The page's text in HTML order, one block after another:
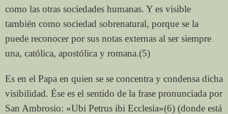
como las otras sociedades humanas. Y es visible
también como sociedad sobrenatural, porque se la
puede reconocer por sus notas externas al ser siempre
una, católica, apostólica y romana.(5)
Es en el Papa en quien se se concentra y condensa dicha
visibilidad. Ése es el sentido de la frase pronunciada por
San Ambrosio: «Ubi Petrus ibi Ecclesia»(6) (donde está